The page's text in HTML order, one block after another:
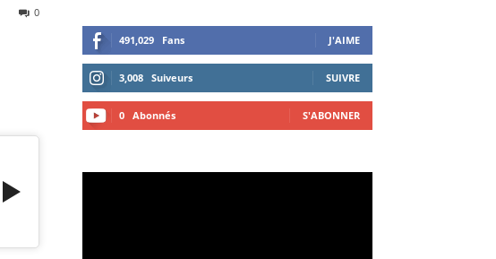
0
491,029 Fans J'AIME
3,008 Suiveurs SUIVRE
0 Abonnés S'ABONNER